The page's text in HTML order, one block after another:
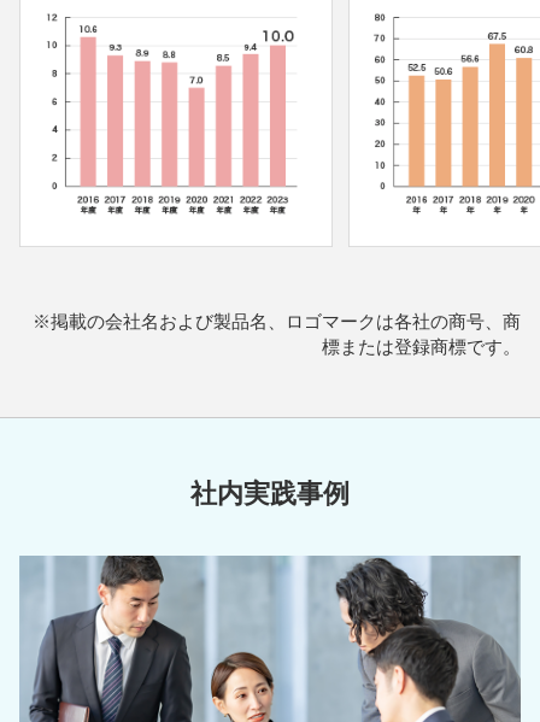
※掲載の会社名および製品名、ロゴマークは各社の商号、商
標または登録商標です。
社内実践事例